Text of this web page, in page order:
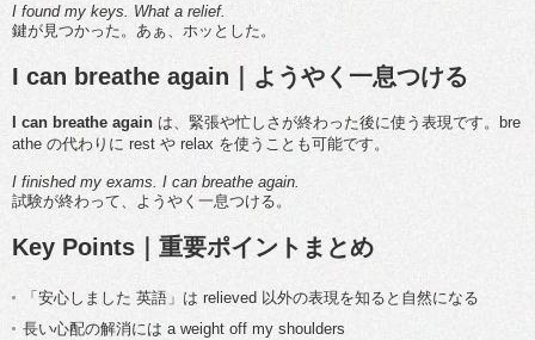
I found my keys. What a relief.
鍵が見つかった。あぁ、ホッとした。
I can breathe again｜ようやく一息つける
I can breathe again は、緊張や忙しさが終わった後に使う表現です。bre
athe の代わりに rest や relax を使うことも可能です。
I finished my exams. I can breathe again.
試験が終わって、ようやく一息つける。
Key Points｜重要ポイントまとめ
「安心しました 英語」は relieved 以外の表現を知ると自然になる
長い心配の解消には a weight off my shoulders